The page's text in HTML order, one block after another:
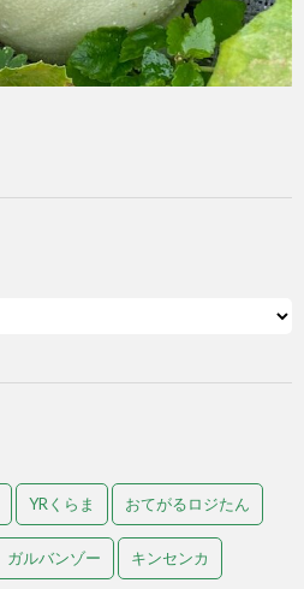
YRくらま おてがるロジたん
ガルバンゾー キンセンカ